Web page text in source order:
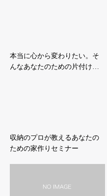
本当に心から変わりたい。そ
んなあなたのための片付け…
収納のプロが教えるあなたの
ための家作りセミナー